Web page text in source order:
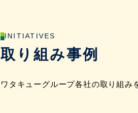
INITIATIVES
取り組み事例
ワタキューグループ各社の取り組み